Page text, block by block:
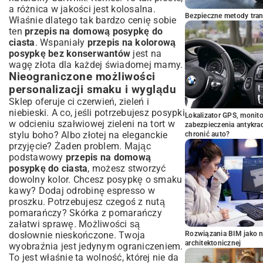
a różnica w jakości jest kolosalna.
Właśnie dlatego tak bardzo cenię sobie
ten przepis na domową posypkę do
ciasta. Wspaniały przepis na kolorową
posypkę bez konserwantów jest na
wagę złota dla każdej świadomej mamy.
Nieograniczone możliwości
personalizacji smaku i wyglądu
Sklep oferuje ci czerwień, zieleń i
niebieski. A co, jeśli potrzebujesz posypki
w odcieniu szałwiowej zieleni na tort w
stylu boho? Albo złotej na eleganckie
przyjęcie? Żaden problem. Mając
podstawowy przepis na domową
posypkę do ciasta, możesz stworzyć
dowolny kolor. Chcesz posypkę o smaku
kawy? Dodaj odrobinę espresso w
proszku. Potrzebujesz czegoś z nutą
pomarańczy? Skórka z pomarańczy
załatwi sprawę. Możliwości są
dosłownie nieskończone. Twoja
wyobraźnia jest jedynym ograniczeniem.
To jest właśnie ta wolność, której nie da
Bezpieczne metody
Lokalizator GPS,
zabezpieczenia
chronić auto?
Rozwiązania BIM jako
architektonicznej